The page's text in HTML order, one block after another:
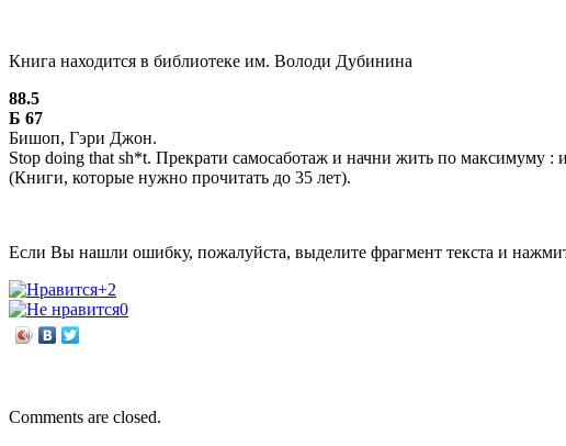
Книга находится в библиотеке им. Володи Дубинина
88.5
Б 67
Бишоп, Гэри Джон.
Stop doing that sh*t. Прекрати самосаботаж и начни жить по
(Книги, которые нужно прочитать до 35 лет).
Если Вы нашли ошибку, пожалуйста, выделите фрагмент текста и
+2
0
Comments are closed.